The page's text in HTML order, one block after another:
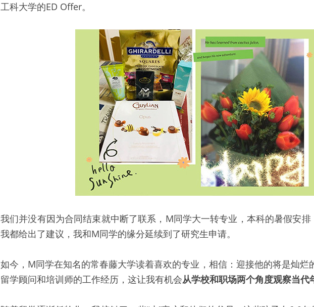
工科大学的ED Offer。
我们并没有因为合同结束就中断了联系，M同学大一转专业，本科的暑假安排
我都给出了建议，我和M同学的缘分延续到了研究生申请。
如今，M同学在知名的常春藤大学读着喜欢的专业，相信：迎接他的将是灿烂
留学顾问和培训师的工作经历，这让我有机会从学校和职场两个角度观察当代